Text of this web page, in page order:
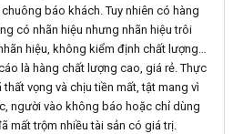
báo khách. Tuy nhiên có hàng
có nhãn hiệu nhưng nhãn hiệu trôi
hiệu, không kiểm định chất lượng…
là hàng chất lượng cao, giá rẻ. Thực
vọng và chịu tiền mất, tật mang vì
người vào không báo hoặc chỉ dùng
mất trộm nhiều tài sản có giá trị.